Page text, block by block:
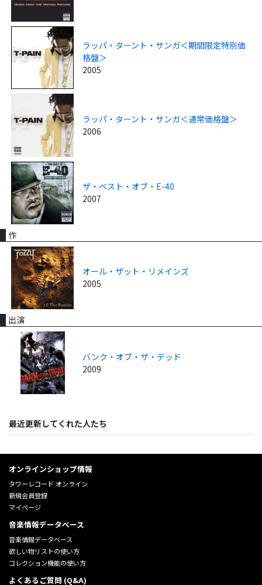
ラッパ・ターント・サンガ＜期間限定特別価
格盤＞
2005
ラッパ・ターント・サンガ＜通常価格盤＞
2006
ザ・ベスト・オブ・E-40
2007
作
オール・ザット・リメインズ
2005
出演
バンク・オブ・ザ・デッド
2009
最近更新してくれた人たち
オンラインショップ情報
タワーレコード オンライン
新規会員登録
マイページ
音楽情報データベース
音楽情報データベース
欲しい物リストの使い方
コレクション機能の使い方
よくあるご質問 (Q&A)